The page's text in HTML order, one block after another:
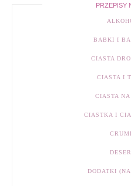
PRZEPISY
BABKI I
CIASTA
CIASTA I
CIASTA
CIASTKA I
DODATKI